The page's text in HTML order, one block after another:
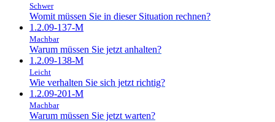
Schwer
Womit müssen Sie in dieser Situation rechnen?
1.2.09-137-M
Machbar
Warum müssen Sie jetzt anhalten?
1.2.09-138-M
Leicht
Wie verhalten Sie sich jetzt richtig?
1.2.09-201-M
Machbar
Warum müssen Sie jetzt warten?